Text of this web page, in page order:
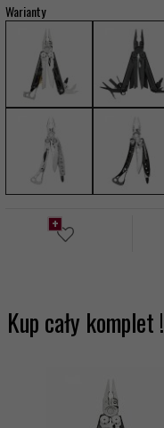
Warianty
Kup cały komplet !